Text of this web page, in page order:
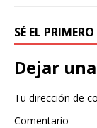
SÉ EL
Dejar
Tu dirección de
Comentario